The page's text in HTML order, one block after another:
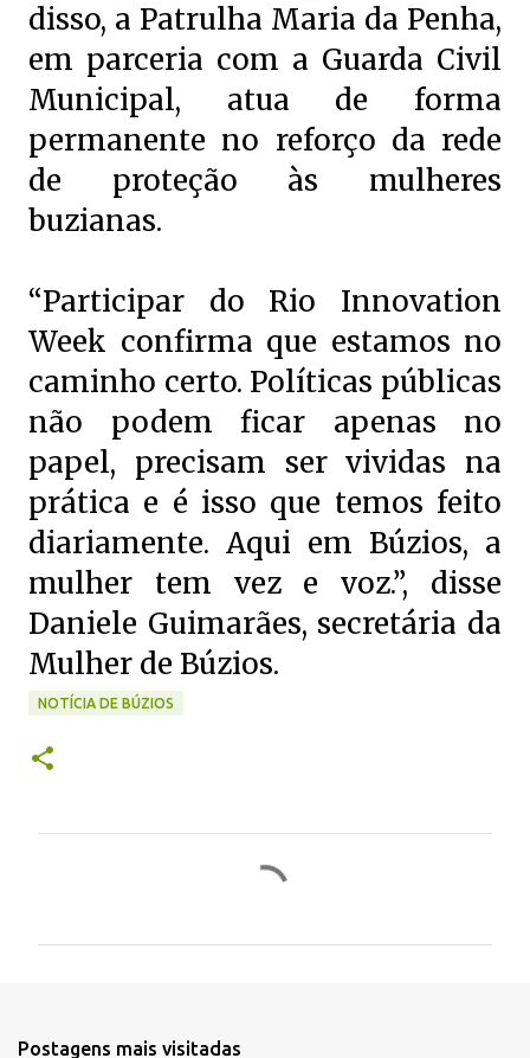
disso, a Patrulha Maria da Penha,
em parceria com a Guarda Civil
Municipal, atua de forma
permanente no reforço da rede
de proteção às mulheres
buzianas.
“Participar do Rio Innovation
Week confirma que estamos no
caminho certo. Políticas públicas
não podem ficar apenas no
papel, precisam ser vividas na
prática e é isso que temos feito
diariamente. Aqui em Búzios, a
mulher tem vez e voz.”, disse
Daniele Guimarães, secretária da
Mulher de Búzios.
NOTÍCIA DE BÚZIOS
Postagens mais visitadas